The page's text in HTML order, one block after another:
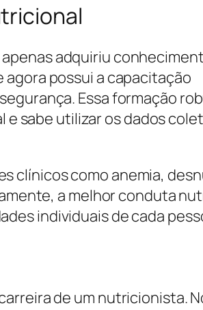
apenas adquiriu
possui a capacitação
Essa formação
sabe utilizar os dados
clínicos como anemia,
a melhor conduta
individuais de cada
de um nutricionista.